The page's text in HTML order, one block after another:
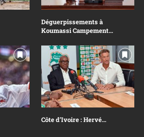
Déguerpissements à
Koumassi Campement...
Côte d’Ivoire : Hervé...